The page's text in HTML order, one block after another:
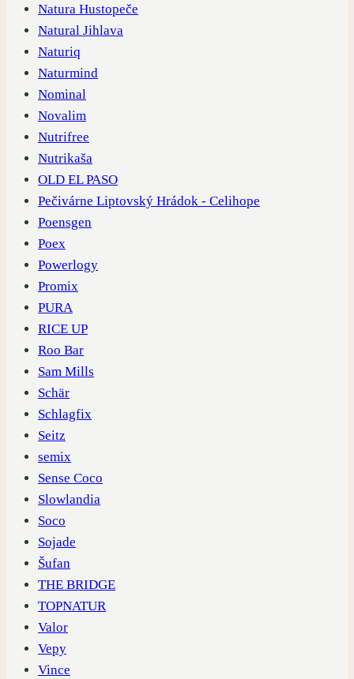
Natura Hustopeče
Natural Jihlava
Naturiq
Naturmind
Nominal
Novalim
Nutrifree
Nutrikaša
OLD EL PASO
Pečivárne Liptovský Hrádok - Celihope
Poensgen
Poex
Powerlogy
Promix
PURA
RICE UP
Roo Bar
Sam Mills
Schär
Schlagfix
Seitz
semix
Sense Coco
Slowlandia
Soco
Sojade
Šufan
THE BRIDGE
TOPNATUR
Valor
Vepy
Vince